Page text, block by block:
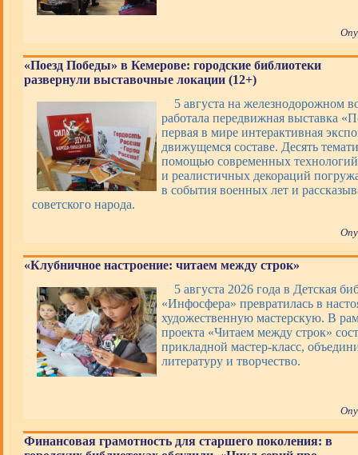
«Поезд Победы» в Кемерове: городские библиотеки
развернули выставочные локации (12+)
5 августа на железнодорожном
работала передвижная выставка
первая в мире интерактивная
движущемся составе. Десять
помощью современных
и реалистичных декораций
в события военных лет и
советского народа.
«Клубничное настроение: читаем между строк»
5 августа 2026 года в Детская
«Инфосфера» превратилась в
художественную мастерскую. В
проекта «Читаем между строк»
прикладной мастер-класс,
литературу и творчество.
Финансовая грамотность для старшего поколения: в